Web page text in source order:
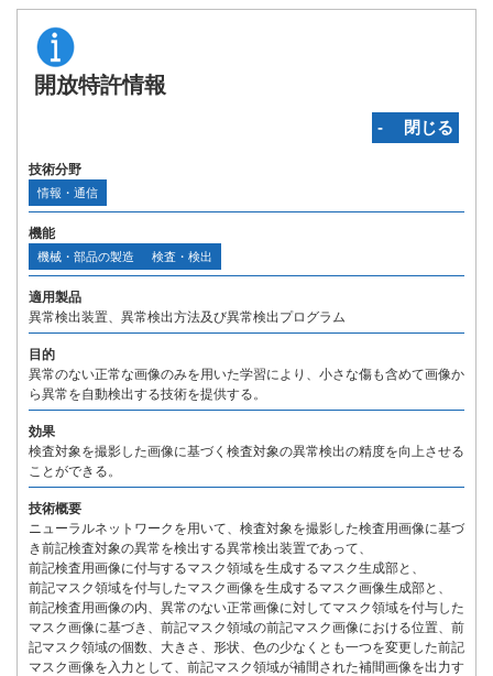
開放特許情報
‐ 閉じる
技術分野
情報・通信
機能
機械・部品の製造 検査・検出
適用製品
異常検出装置、異常検出方法及び異常検出プログラム
目的
異常のない正常な画像のみを用いた学習により、小さな傷も含めて画像か
ら異常を自動検出する技術を提供する。
効果
検査対象を撮影した画像に基づく検査対象の異常検出の精度を向上させる
ことができる。
技術概要
ニューラルネットワークを用いて、検査対象を撮影した検査用画像に基づ
き前記検査対象の異常を検出する異常検出装置であって、
前記検査用画像に付与するマスク領域を生成するマスク生成部と、
前記マスク領域を付与したマスク画像を生成するマスク画像生成部と、
前記検査用画像の内、異常のない正常画像に対してマスク領域を付与した
マスク画像に基づき、前記マスク領域の前記マスク画像における位置、前
記マスク領域の個数、大きさ、形状、色の少なくとも一つを変更した前記
マスク画像を入力として、前記マスク領域が補間された補間画像を出力す